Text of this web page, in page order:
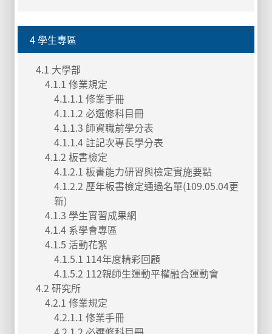
4 學生專區
4.1 大學部
4.1.1 修業規定
4.1.1.1 修業手冊
4.1.1.2 必選修科目冊
4.1.1.3 師資職前學分表
4.1.1.4 註記次專長學分表
4.1.2 板書檢定
4.1.2.1 板書能力研習與檢定實施要點
4.1.2.2 歷年板書檢定通過名單(109.05.04更
新)
4.1.3 學生實習成果網
4.1.4 系學會專區
4.1.5 活動花絮
4.1.5.1 114年度精彩回顧
4.1.5.2 112親師生運動平權融合運動會
4.2 研究所
4.2.1 修業規定
4.2.1.1 修業手冊